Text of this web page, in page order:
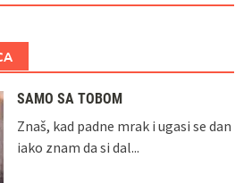
SAMO SA TOBOM
Znaš, kad padne mrak i ugasi se dan
iako znam da si dal...